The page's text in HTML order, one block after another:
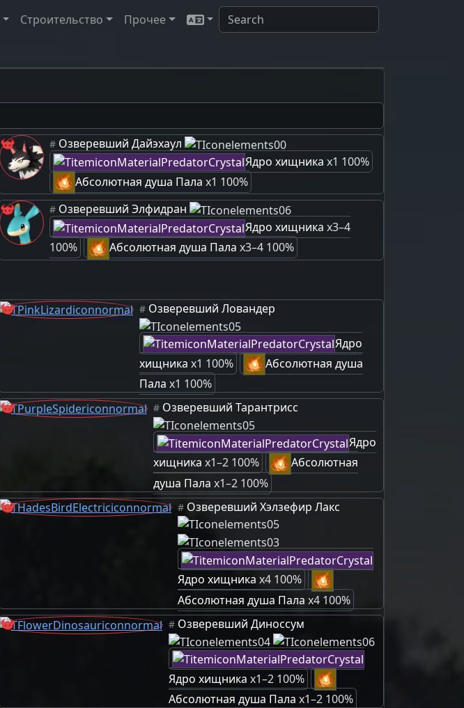
Строительство Прочее
# Озверевший Дайэхаул
Ядро хищника x1 100%
Абсолютная душа Пала x1 100%
# Озверевший Элфидран
Ядро хищника x3–4
100%
Абсолютная душа Пала x3–4 100%
# Озверевший Ловандер
Ядро
хищника x1 100%
Абсолютная душа
Пала x1 100%
# Озверевший Тарантрисс
Ядро
хищника x1–2 100%
Абсолютная
душа Пала x1–2 100%
# Озверевший Хэлзефир Лакс
Ядро хищника x4 100%
Абсолютная душа Пала x4 100%
# Озверевший Диноссум
Ядро хищника x1–2 100%
Абсолютная душа Пала x1–2 100%